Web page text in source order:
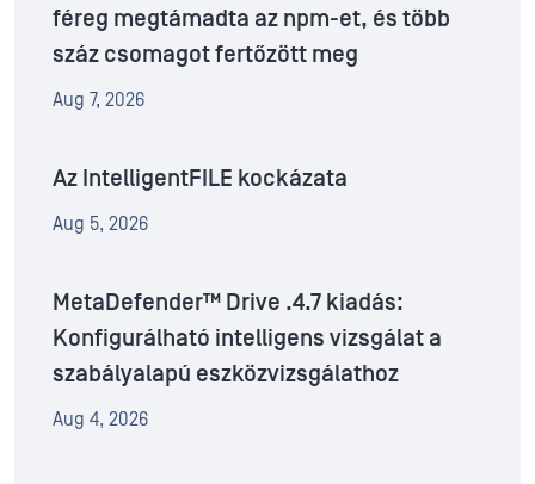
féreg megtámadta az npm-et, és több
száz csomagot fertőzött meg
Aug 7, 2026
Az IntelligentFILE kockázata
Aug 5, 2026
MetaDefender™ Drive .4.7 kiadás:
Konfigurálható intelligens vizsgálat a
szabályalapú eszközvizsgálathoz
Aug 4, 2026